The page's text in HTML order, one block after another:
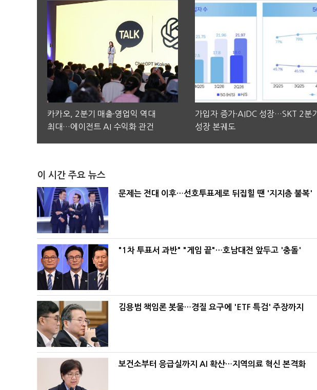
카카오, 2분기 매출·영업익 역대
최대…에이전트 AI 수익화 관건
가입자 증가·AIDC 성장…SKT 2분기
성장 본궤도
이 시간 주요 뉴스
문제는 전대 이후…선호투표제로 뒤집힐 땐 '지지층 불복'
"1차 투표서 과반" "게임 끝"…호남대전 앞두고 '충돌'
김용범 책임론 봇물…경질 요구에 'ETF 특검' 주장까지
보건소부터 응급실까지 AI 확산…지역의료 혁신 본격화